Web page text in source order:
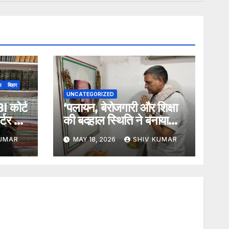
बिहार
कोर्ट
को
UNCATEGORIZED
‘पलायन, बेरोजगारी और शिक्षा
की बदहाल स्थिति ने बनाया
चक्रव्यूह’
MAY 18, 2026 SHIV KUMAR